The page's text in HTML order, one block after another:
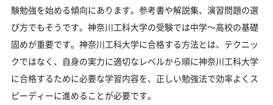
験勉強を始める傾向にあります。参考書や解説集、演習問題の選
び方でもそうです。神奈川工科大学の受験では中学～高校の基礎
固めが重要です。神奈川工科大学に合格する方法とは、テクニッ
クではなく、自身の実力に適切なレベルから順に神奈川工科大学
に合格するために必要な学習内容を、正しい勉強法で効率よくス
ピーディーに進めることが必要です。